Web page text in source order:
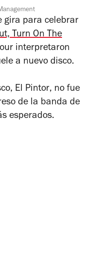
gira para celebrar
Turn On The
interpretaron
a nuevo disco.
El Pintor, no fue
de la banda de
esperados.